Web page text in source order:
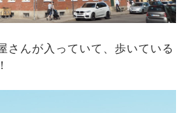
さんが入っていて、歩いている